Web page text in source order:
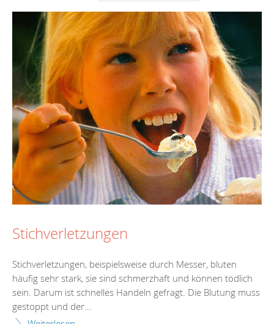
Stichverletzungen
Stichverletzungen, beispielsweise durch Messer, bluten
häufig sehr stark, sie sind schmerzhaft und können tödlich
sein. Darum ist schnelles Handeln gefragt. Die Blutung muss
gestoppt und der...